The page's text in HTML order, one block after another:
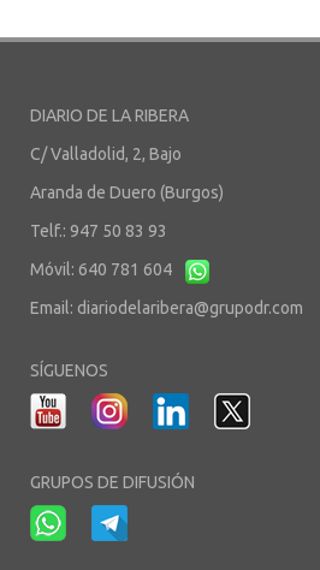
DIARIO DE LA RIBERA
C/ Valladolid, 2, Bajo
Aranda de Duero (Burgos)
Telf.: 947 50 83 93
Móvil: 640 781 604
Email: diariodelaribera@grupodr.com
SÍGUENOS
GRUPOS DE DIFUSIÓN